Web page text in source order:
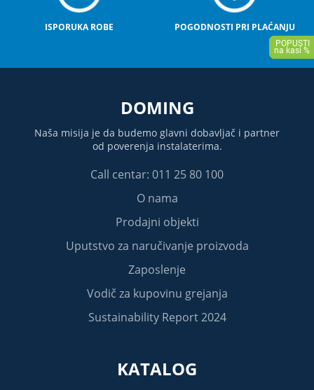
ISPORUKA ROBE POGODNOSTI PRI PLAĆANJU
DOMING
Naša misija je da budemo glavni dobavljač i partner
od poverenja instalaterima.
Call centar: 011 25 80 100
O nama
Prodajni objekti
Uputstvo za naručivanje proizvoda
Zaposlenje
Vodič za kupovinu grejanja
Sustainability Report 2024
KATALOG